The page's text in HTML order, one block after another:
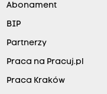
Abonament
BIP
Partnerzy
Praca na Pracuj.pl
Praca Kraków